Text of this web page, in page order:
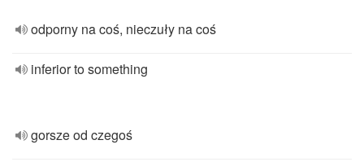
odporny na coś, nieczuły na coś
inferior to something
gorsze od czegoś